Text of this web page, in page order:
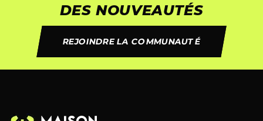
DES NOUVEAUTÉS
REJOINDRE LA COMMUNAUTÉ